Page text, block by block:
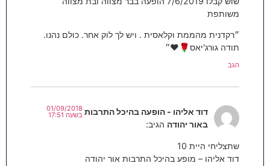
משותפת
״רקדנית מהממת וקלאסית . ויש לך לוק אחר. כולם נהנו.
תודה גורג'יאס🌹❤️״
הגב
דוד אליהו - הופעה בהיכל התרבות
באור יהודה הגיב:
01/09/2018
בשעה 17:51
שתצליחי היית 10
דוד אליהו – מופע בהיכל התרבות אור יהודה